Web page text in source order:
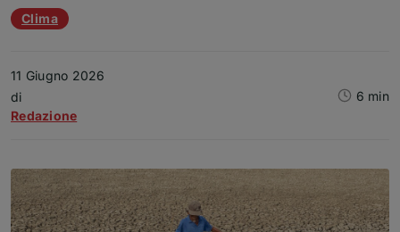
Clima
11 Giugno 2026
Articolo
di
Redazione
6 min